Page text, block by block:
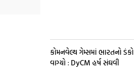
કોમનવેલ્થ ગેમ્સમાં ભારતનો ડંકો
વાગ્યો : DyCM હર્ષ સંઘવી